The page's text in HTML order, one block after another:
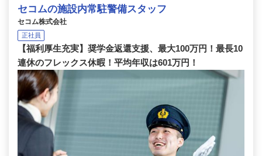
セコムの施設内常駐警備スタッフ
セコム株式会社
正社員
【福利厚生充実】奨学金返還支援、最大100万円！最長10
連休のフレックス休暇！平均年収は601万円！